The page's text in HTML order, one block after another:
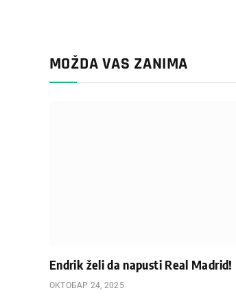
MOŽDA VAS ZANIMA
Endrik želi da napusti Real Madrid!
ОКТОБАР 24, 2025